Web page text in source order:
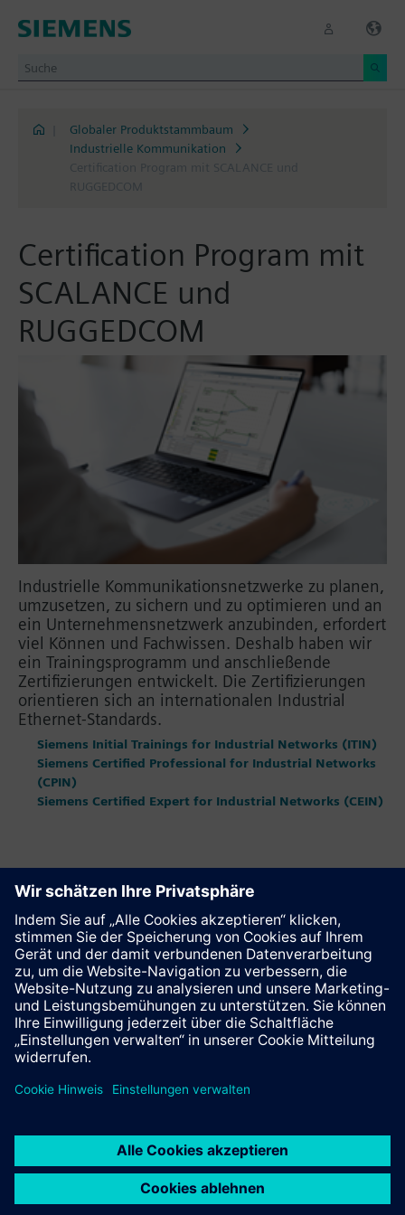
Globaler Produktstammbaum
Industrielle Kommunikation
Certification Program mit SCALANCE und
RUGGEDCOM
Certification Program mit
SCALANCE und
RUGGEDCOM
Industrielle Kommunikationsnetzwerke zu planen,
umzusetzen, zu sichern und zu optimieren und an
ein Unternehmensnetzwerk anzubinden, erfordert
viel Können und Fachwissen. Deshalb haben wir
ein Trainingsprogramm und anschließende
Zertifizierungen entwickelt. Die Zertifizierungen
orientieren sich an internationalen Industrial
Ethernet-Standards.
Siemens Initial Trainings for Industrial Networks (ITIN)
Siemens Certified Professional for Industrial Networks
(CPIN)
Siemens Certified Expert for Industrial Networks (CEIN)
Diese Seite weiterempfehlen
Kontakt
Impressum
Nutzungsbedingungen
Digitales Zertifikat
Whistleblowing